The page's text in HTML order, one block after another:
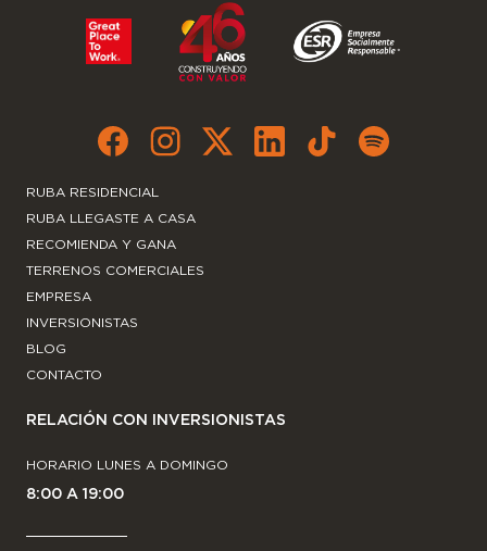
RUBA RESIDENCIAL
RUBA LLEGASTE A CASA
RECOMIENDA Y GANA
TERRENOS COMERCIALES
EMPRESA
INVERSIONISTAS
BLOG
CONTACTO
RELACIÓN CON INVERSIONISTAS
HORARIO LUNES A DOMINGO
8:00 A 19:00